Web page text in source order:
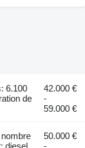
6.100
de
42.000 €
-
59.000 €
diesel,
50.000 €
-